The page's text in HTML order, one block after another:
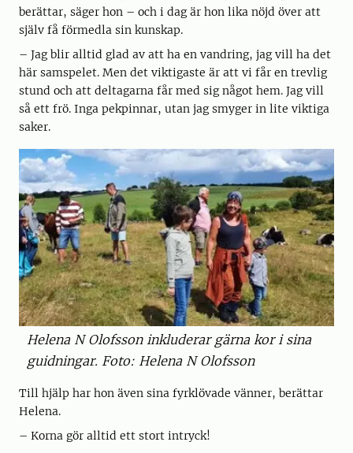
berättar, säger hon – och i dag är hon lika nöjd över att
själv få förmedla sin kunskap.
– Jag blir alltid glad av att ha en vandring, jag vill ha det
här samspelet. Men det viktigaste är att vi får en trevlig
stund och att deltagarna får med sig något hem. Jag vill
så ett frö. Inga pekpinnar, utan jag smyger in lite viktiga
saker.
Helena N Olofsson inkluderar gärna kor i sina
guidningar. Foto: Helena N Olofsson
Till hjälp har hon även sina fyrklövade vänner, berättar
Helena.
– Korna gör alltid ett stort intryck!